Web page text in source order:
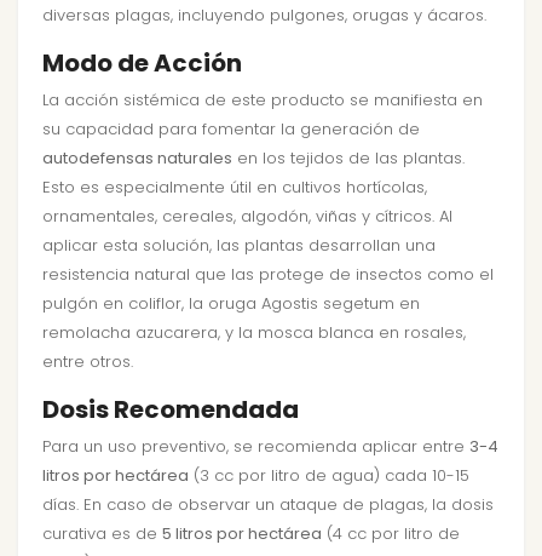
diversas plagas, incluyendo pulgones, orugas y ácaros.
Modo de Acción
La acción sistémica de este producto se manifiesta en
su capacidad para fomentar la generación de
autodefensas naturales en los tejidos de las plantas.
Esto es especialmente útil en cultivos hortícolas,
ornamentales, cereales, algodón, viñas y cítricos. Al
aplicar esta solución, las plantas desarrollan una
resistencia natural que las protege de insectos como el
pulgón en coliflor, la oruga Agostis segetum en
remolacha azucarera, y la mosca blanca en rosales,
entre otros.
Dosis Recomendada
Para un uso preventivo, se recomienda aplicar entre 3-4
litros por hectárea (3 cc por litro de agua) cada 10-15
días. En caso de observar un ataque de plagas, la dosis
curativa es de 5 litros por hectárea (4 cc por litro de